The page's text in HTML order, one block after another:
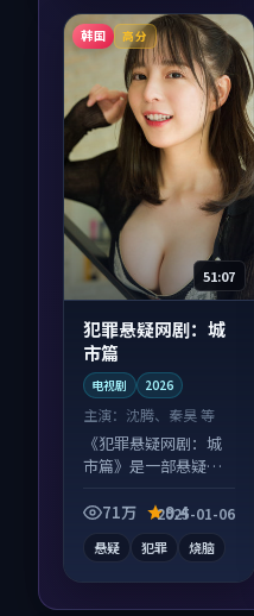
韩国 高分
51:07
犯罪悬疑网剧：城
市篇
电视剧 2026
主演： 沈腾、秦昊 等
《犯罪悬疑网剧：城
市篇》是一部悬疑向
感在线，配乐与镜头
71万 9.4
2025-01-06
悬疑 犯罪 烧脑